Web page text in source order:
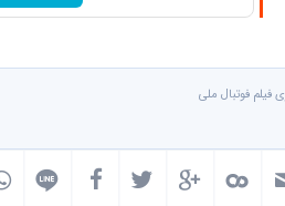
فیلم فوتبال ملی